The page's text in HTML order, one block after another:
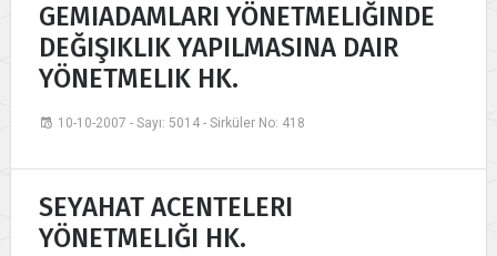
GEMIADAMLARI YÖNETMELIĞINDE
DEĞIŞIKLIK YAPILMASINA DAIR
YÖNETMELIK HK.
10-10-2007 - Sayı: 5014 - Sirküler No: 418
SEYAHAT ACENTELERI
YÖNETMELIĞI HK.